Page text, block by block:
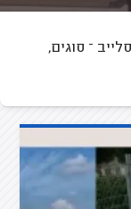
– סוגים,